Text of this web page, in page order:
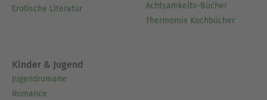
Erotische Literatur
Achtsamkeits-Bücher
Thermomix Kochbücher
Kinder & Jugend
Jugendromane
Romance